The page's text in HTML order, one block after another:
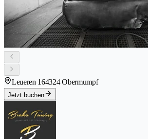
Leueren 164324 Obermumpf
Jetzt buchen